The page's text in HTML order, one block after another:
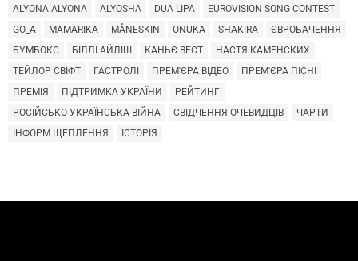
ALYONA ALYONA ALYOSHA DUA LIPA
EUROVISION SONG CONTEST
GO_A
MAMARIKA MÅNESKIN ONUKA SHAKIRA
ЄВРОБАЧЕННЯ
БУМБОКС
БІЛЛІ АЙЛІШ КАНЬЄ ВЕСТ
НАСТЯ КАМЕНСКИХ
ТЕЙЛОР СВІФТ
ГАСТРОЛІ ПРЕМ'ЄРА ВІДЕО
ПРЕМ'ЄРА ПІСНІ
ПРЕМІЯ
ПІДТРИМКА УКРАЇНИ
РЕЙТИНГ
РОСІЙСЬКО-УКРАЇНСЬКА ВІЙНА
СВІДЧЕННЯ ОЧЕВИДЦІВ
ЧАРТИ
ІНФОРМ ЩЕПЛЕННЯ
ІСТОРІЯ